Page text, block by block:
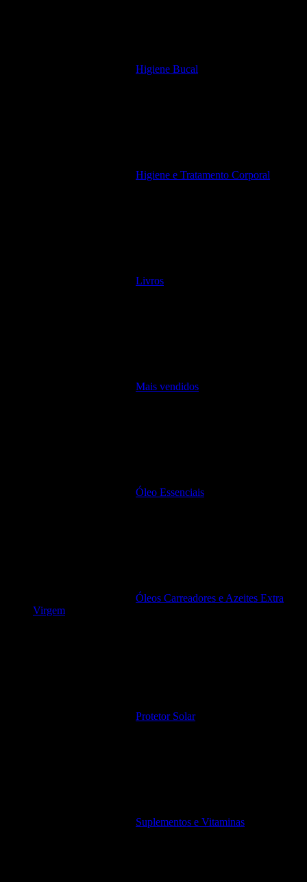
Higiene Bucal
Higiene e Tratamento Corporal
Livros
Mais vendidos
Óleo Essenciais
Óleos Carreadores e Azeites Extra
Virgem
Protetor Solar
Suplementos e Vitaminas